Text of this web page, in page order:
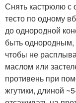
Снять кастрюлю с
тесто по одному
до однородной
быть однородным,
чтобы не
маслом или
противень при
жгутики, длиной